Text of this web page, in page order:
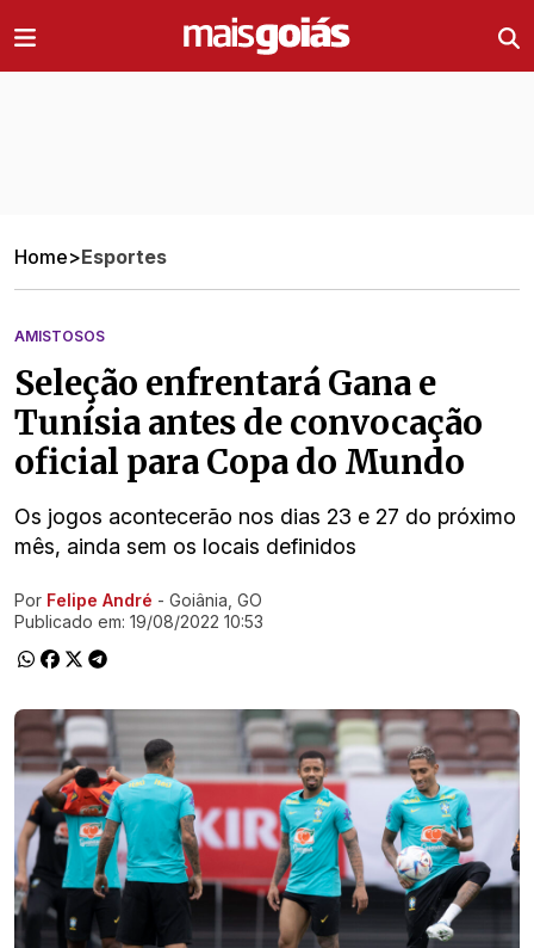
Home>Esportes
AMISTOSOS
Seleção enfrentará Gana e
Tunísia antes de convocação
oficial para Copa do Mundo
Os jogos acontecerão nos dias 23 e 27 do próximo
mês, ainda sem os locais definidos
Ir direto pra matéria
Por Felipe André - Goiânia, GO
Publicado em: 19/08/2022 10:53